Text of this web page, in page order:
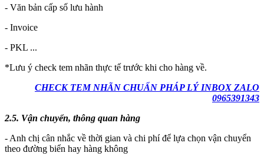
- Văn bản cấp số lưu hành
- Invoice
- PKL ...
*Lưu ý check tem nhãn thực tế trước khi cho hàng về.
CHECK TEM NHÃN CHUẨN PHÁP LÝ INBOX ZALO
0965391343
2.5. Vận chuyển, thông quan hàng
- Anh chị cân nhắc về thời gian và chi phí để lựa chọn vận chuyển
theo đường biển hay hàng không